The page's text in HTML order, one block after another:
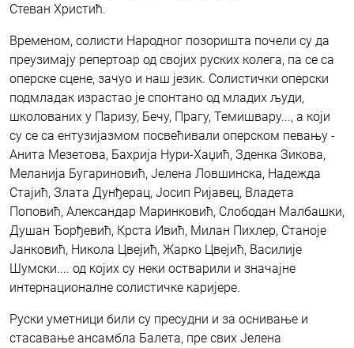
Стеван Христић.
Временом, солисти Народног позоришта почели су да
преузимају репертоар од својих руских колега, па се са
оперске сцене, зачуо и наш језик. Солистички оперски
подмладак израстао је спонтано од младих људи,
школованих у Паризу, Бечу, Прагу, Темишвару..., а који
су се са ентузијазмом посвећивали оперском певању -
Анита Мезетова, Бахрија Нури-Хаџић, Зденка Зикова,
Меланија Бугариновић, Јелена Ловшинска, Надежда
Стајић, Злата Дунђерац, Јосип Ријавец, Владета
Поповић, Александар Маринковић, Слободан Малбашки,
Душан Ђорђевић, Крста Ивић, Милан Пихлер, Станоје
Јанковић, Никола Цвејић, Жарко Цвејић, Василије
Шумски.... од којих су неки остварили и значајне
интернационалне солистичке каријере.
Руски уметници били су пресудни и за оснивање и
стасавање ансамбла Балета, пре свих Јелена